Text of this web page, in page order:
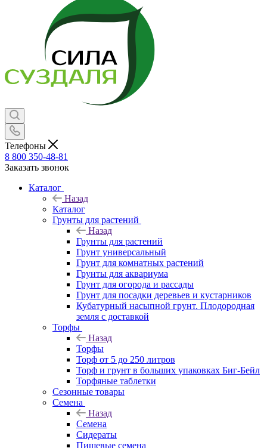
Телефоны
8 800 350-48-81
Заказать звонок
Каталог
Назад
Каталог
Грунты для растений
Назад
Грунты для растений
Грунт универсальный
Грунт для комнатных растений
Грунты для аквариума
Грунт для огорода и рассады
Грунт для посадки деревьев и кустарников
Кубатурный насыпной грунт. Плодородная
земля с доставкой
Торфы
Назад
Торфы
Торф от 5 до 250 литров
Торф и грунт в больших упаковках Биг-Бейл
Торфяные таблетки
Сезонные товары
Семена
Назад
Семена
Сидераты
Пищевые семена